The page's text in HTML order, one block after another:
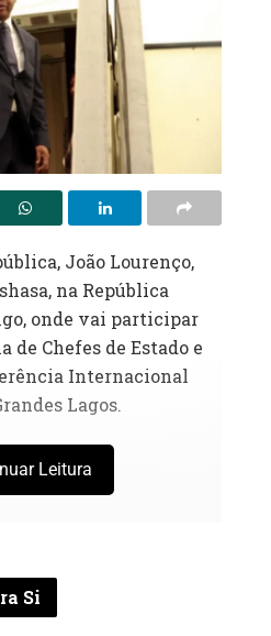
João Lourenço,
na República
onde vai participar
de Chefes de Estado e
Internacional
Lagos.
Leitura
Si